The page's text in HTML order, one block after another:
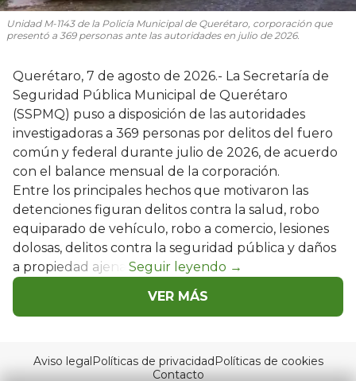
Unidad M-1143 de la Policía Municipal de Querétaro, corporación que
presentó a 369 personas ante las autoridades en julio de 2026.
Querétaro, 7 de agosto de 2026.- La Secretaría de
Seguridad Pública Municipal de Querétaro
(SSPMQ) puso a disposición de las autoridades
investigadoras a 369 personas por delitos del fuero
común y federal durante julio de 2026, de acuerdo
con el balance mensual de la corporación.
Entre los principales hechos que motivaron las
detenciones figuran delitos contra la salud, robo
equiparado de vehículo, robo a comercio, lesiones
dolosas, delitos contra la seguridad pública y daños
a propiedad ajena.
VER MÁS
Aviso legalPolíticas de privacidadPolíticas de cookies
Contacto